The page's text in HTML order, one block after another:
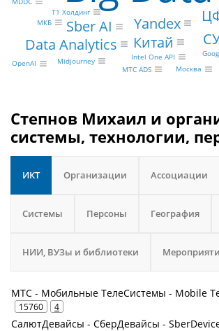
Sber AI
Yandex
Data Analytics Китай
Т1 Холдинг
МКБ
Intel One API
OpenAI
Midjourney
МТС ADS
Москва
Степнов Михаил и
системы, технологии,
ИКТ Организации Ассоциации
Системы Персоны География
НИИ, ВУЗы и библиотеки
МТС - Мобильные ТелеСистемы - Mobile
15760 4
СалютДевайсы - СберДевайсы -